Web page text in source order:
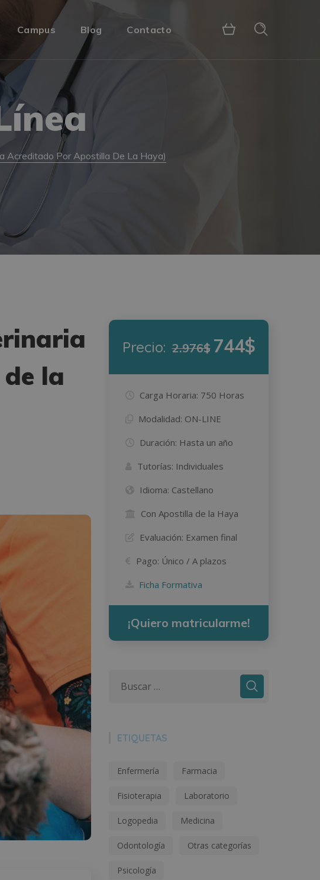
Campus Blog Contacto
Acreditado Por Apostilla De La Haya)
la
Precio: 2.976$ 744$
Carga Horaria: 750 Horas
Modalidad: ON-LINE
Duración: Hasta un año
Tutorías: Individuales
Idioma: Castellano
Con Apostilla de la Haya
Evaluación: Examen final
Pago: Único / A plazos
Ficha Formativa
¡Quiero matricularme!
ETIQUETAS
Enfermería Farmacia
Fisioterapia Laboratorio
Logopedia Medicina
Odontología Otras categorías
Psicología